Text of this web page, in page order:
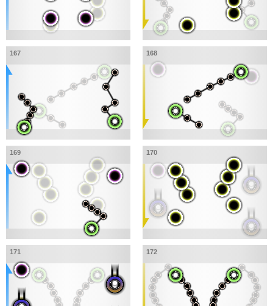
167 168
169 170
171 172